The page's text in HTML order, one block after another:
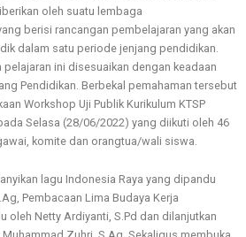
oleh suatu lembaga
berisi rancangan pembelajaran yang akan
dalam satu periode jenjang pendidikan.
pelajaran ini disesuaikan dengan keadaan
Pendidikan. Berbekal pemahaman tersebut
Workshop Uji Publik Kurikulum KTSP
Selasa (28/06/2022) yang diikuti oleh 46
komite dan orangtua/wali siswa.
lagu Indonesia Raya yang dipandu
Pembacaan Lima Budaya Kerja
oleh Netty Ardiyanti, S.Pd dan dilanjutkan